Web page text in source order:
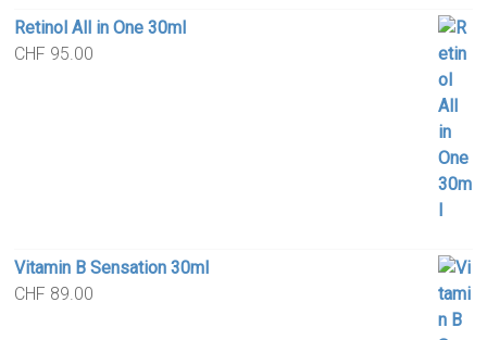
Retinol All in One 30ml
CHF 95.00
Vitamin B Sensation 30ml
CHF 89.00